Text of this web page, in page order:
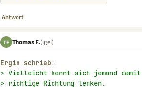
Antwort
TF Thomas F.(igel)
Ergin schrieb:
> Vielleicht kennt sich jemand
> richtige Richtung lenken.